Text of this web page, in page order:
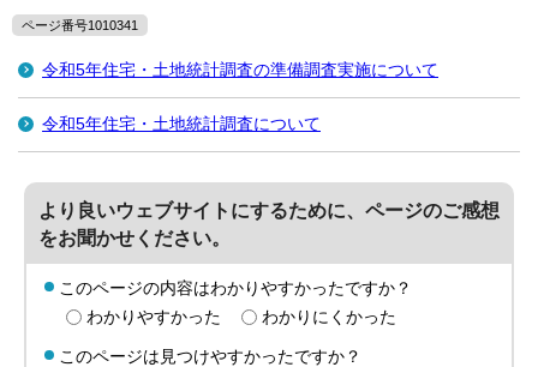
ページ番号1010341
令和5年住宅・土地統計調査の準備調査実施について
令和5年住宅・土地統計調査について
より良いウェブサイトにするために、ページのご感想
をお聞かせください。
このページの内容はわかりやすかったですか？
わかりやすかった
わかりにくかった
このページは見つけやすかったですか？